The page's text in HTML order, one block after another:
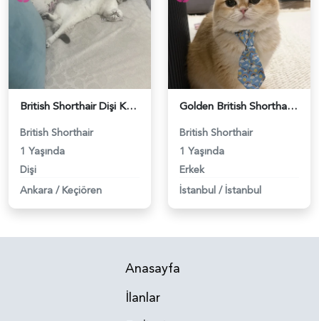
British Shorthair Dişi Kedim Eş Arıyor - 118984618
British Shorthair
1 Yaşında
Dişi
Ankara / Keçiören
Golden British Shorthair 1 Yaşında Eş Arıyor - 118984604
British Shorthair
1 Yaşında
Erkek
İstanbul / İstanbul
Anasayfa
İlanlar